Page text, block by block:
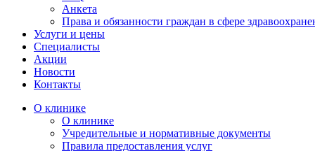
Анкета
Права и обязанности граждан в сфере
Услуги и цены
Специалисты
Акции
Новости
Контакты
О клинике
О клинике
Учредительные и нормативные документы
Правила предоставления услуг